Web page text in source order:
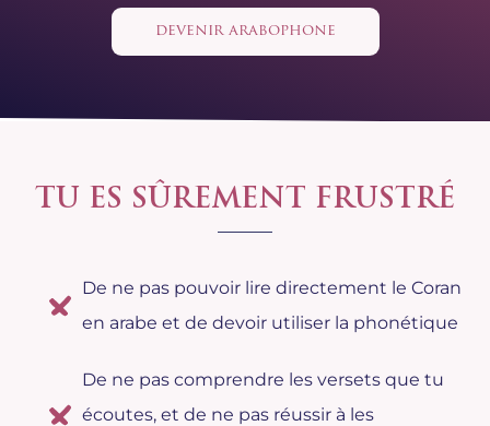
devenir arabophone
TU ES SÛREMENT FRUSTRÉ
De ne pas pouvoir lire directement le Coran
en arabe et de devoir utiliser la phonétique
De ne pas comprendre les versets que tu
écoutes, et de ne pas réussir à les